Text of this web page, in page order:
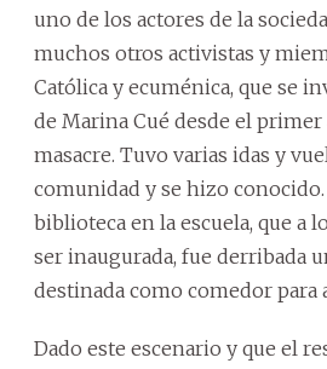
uno de los actores de la
muchos otros activistas y
Católica y ecuménica, que se
de Marina Cué desde el
masacre. Tuvo varias idas y
comunidad y se hizo
biblioteca en la escuela, que a
ser inaugurada, fue derribada
destinada como comedor para
Dado este escenario y que el